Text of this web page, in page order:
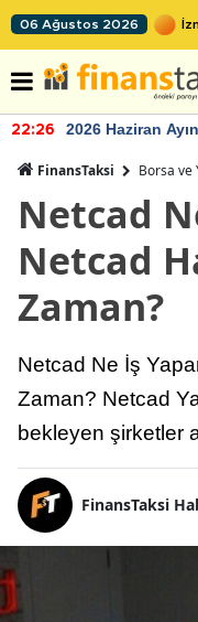
06 Ağustos 2026
22:26 2026 Haziran
FinansTaksi Borsa ve
Netcad
Netcad
Zaman?
Netcad Ne İş
Zaman? Netcad
bekleyen şirketler
FinansTaksi